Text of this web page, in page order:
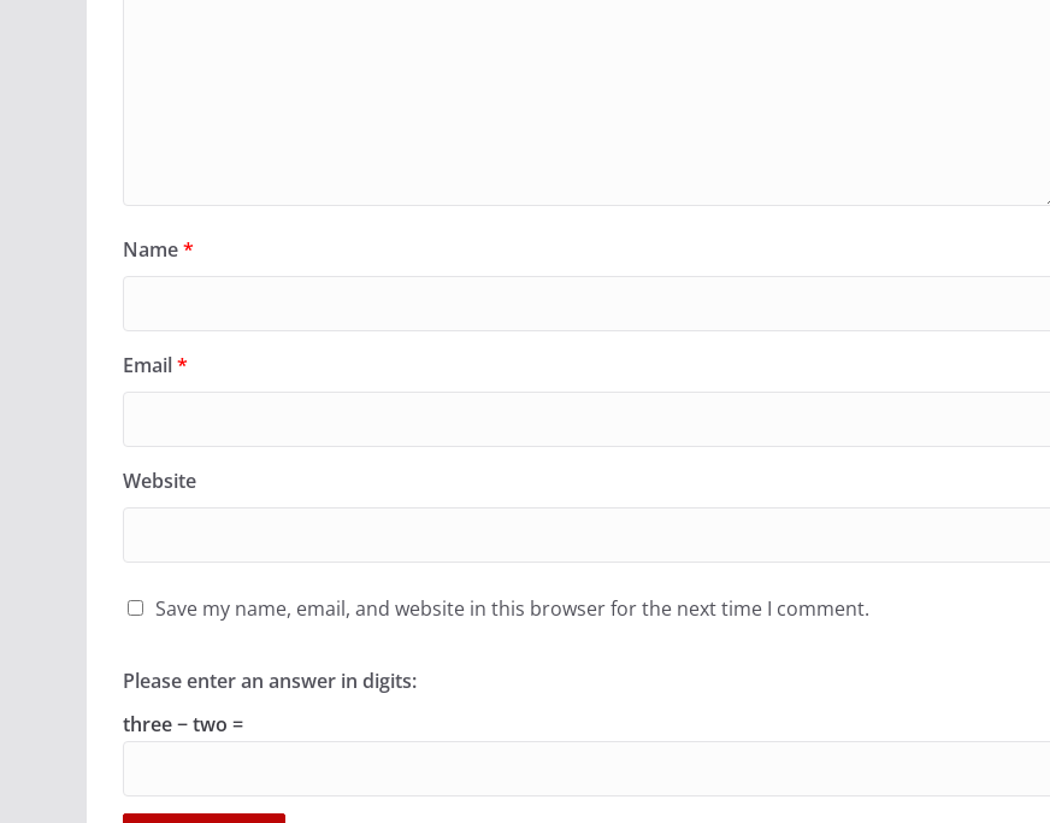
Name*
Email*
Website
Save my name, email, and website in this browser for the next time I comment.
Please enter an answer in digits:
three − two =